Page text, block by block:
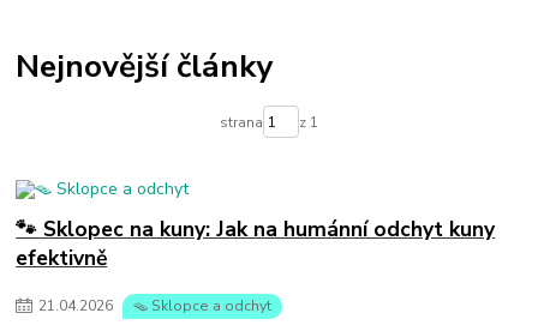
Nejnovější články
strana z 1
🐾 Sklopec na kuny: Jak na humánní odchyt kuny
efektivně
21.04.2026 🪤 Sklopce a odchyt